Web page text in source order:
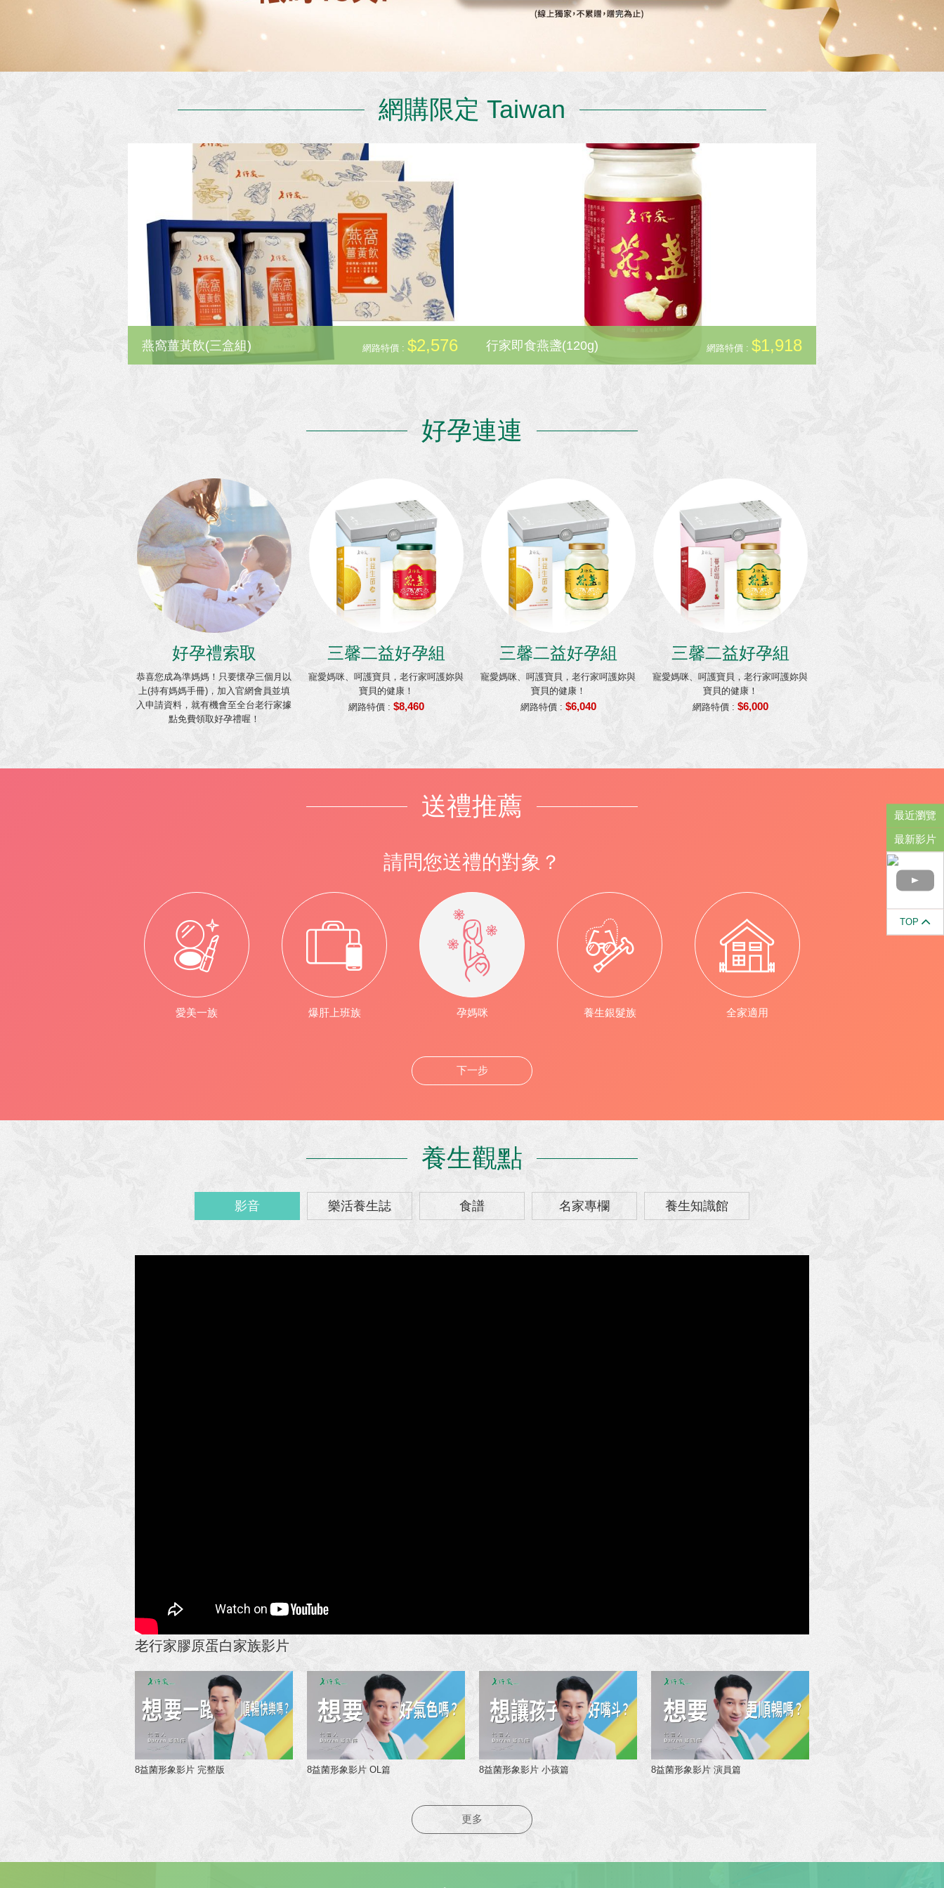
網購限定 Taiwan
燕窩薑黃飲(三盒組) 網路特價 : $2,576 行家即食燕盞(120g) 網路特價 : $1,918
詳細內容
好孕連連
好孕禮索取
恭喜您成為準媽媽！只要懷孕三個月以
上(持有媽媽手冊)，加入官網會員並填
入申請資料，就有機會至全台老行家據
點免費領取好孕禮喔！
三馨二益好孕組
寵愛媽咪、呵護寶貝，老行家呵護妳與
寶貝的健康！
網路特價 : $8,460
三馨二益好孕組
寵愛媽咪、呵護寶貝，老行家呵護妳與
寶貝的健康！
網路特價 : $6,040
三馨二益好孕組
寵愛媽咪、呵護寶貝，老行家呵護妳與
寶貝的健康！
網路特價 : $6,000
送禮推薦
請問您送禮的對象？
愛美一族 爆肝上班族 孕媽咪 養生銀髮族 全家適用
下一步
養生觀點
影音 樂活養生誌 食譜 名家專欄 養生知識館
老行家膠原蛋白家族影片
8益菌形象影片 完整版 8益菌形象影片 OL篇 8益菌形象影片 小孩篇 8益菌形象影片 演員篇
更多
最近瀏覽
最新影片
TOP